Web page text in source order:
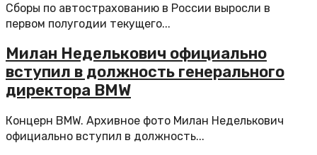
Сборы по автострахованию в России выросли в
первом полугодии текущего...
Милан Неделькович официально
вступил в должность генерального
директора BMW
Концерн BMW. Архивное фото Милан Неделькович
официально вступил в должность...